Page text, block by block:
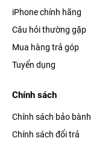
iPhone chính hãng
Câu hỏi thường gặp
Mua hàng trả góp
Tuyển dụng
Chính sách
Chính sách bảo bành
Chính sách đổi trả